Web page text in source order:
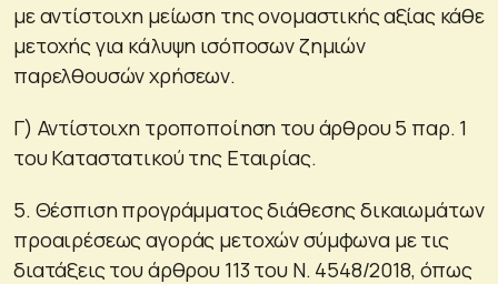
με αντίστοιχη μείωση της ονομαστικής αξίας κάθε
μετοχής για κάλυψη ισόποσων ζημιών
παρελθουσών χρήσεων.
Γ) Αντίστοιχη τροποποίηση του άρθρου 5 παρ. 1
του Καταστατικού της Εταιρίας.
5. Θέσπιση προγράμματος διάθεσης δικαιωμάτων
προαιρέσεως αγοράς μετοχών σύμφωνα με τις
διατάξεις του άρθρου 113 του Ν. 4548/2018, όπως